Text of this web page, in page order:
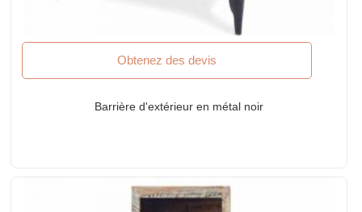
Obtenez des devis
Barrière d'extérieur en métal noir